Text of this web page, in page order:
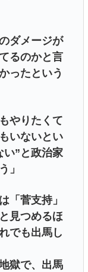
ダメージが
るのかと言
ったという
やりたくて
いないとい
い”と政治家
」
「菅支持」
見つめるほ
でも出馬し
獄で、出馬